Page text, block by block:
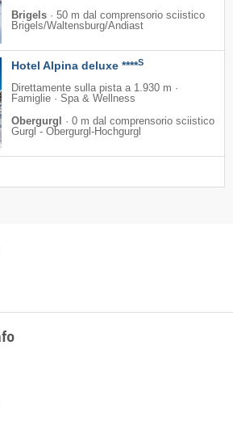
Brigels · 50 m dal comprensorio sciistico
Brigels/​Waltensburg/​Andiast
Hotel Alpina deluxe ****S
Direttamente sulla pista a 1.930 m ·
Famiglie · Spa & Wellness
Obergurgl
· 0 m dal comprensorio sciistico
Gurgl - Obergurgl-Hochgurgl